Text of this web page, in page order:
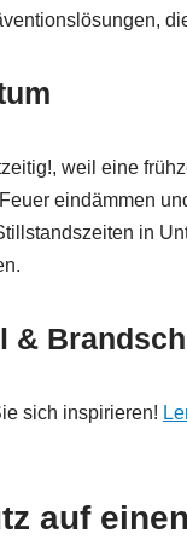
weil eine
eindämmen
in
&
sich inspirieren!
auf